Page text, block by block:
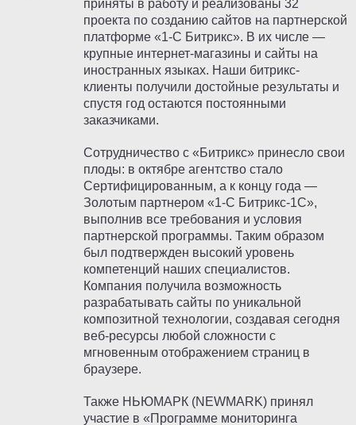
приняты в работу и реализованы 32
проекта по созданию сайтов на партнерской
платформе «1-С Битрикс». В их числе —
крупные интернет-магазины и сайты на
иностранных языках. Наши битрикс-
клиенты получили достойные результаты и
спустя год остаются постоянными
заказчиками.
Сотрудничество с «Битрикс» принесло свои
плоды: в октябре агентство стало
Сертифицированным, а к концу года —
Золотым партнером «1-С Битрикс-1С»,
выполнив все требования и условия
партнерской программы. Таким образом
был подтвержден высокий уровень
компетенций наших специалистов.
Компания получила возможность
разрабатывать сайты по уникальной
композитной технологии, создавая сегодня
веб-ресурсы любой сложности с
мгновенным отображением страниц в
браузере.
Также НЬЮМАРК (NEWMARK) принял
участие в «Программе мониторинга